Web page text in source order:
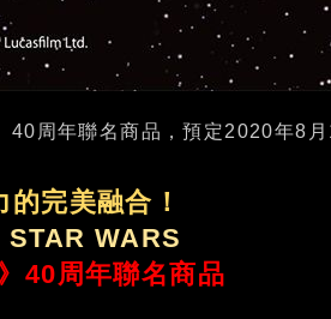
周年聯名商品，預定2020年8
完美融合！
WARS
40周年聯名商品